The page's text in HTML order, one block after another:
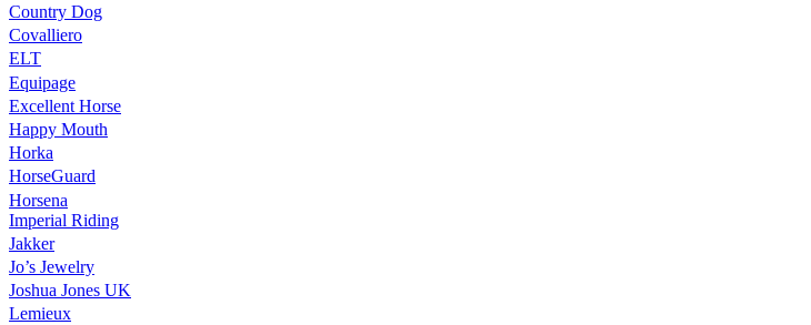
Country Dog
Covalliero
ELT
Equipage
Excellent Horse
Happy Mouth
Horka
HorseGuard
Horsena
Imperial Riding
Jakker
Jo’s Jewelry
Joshua Jones UK
Lemieux